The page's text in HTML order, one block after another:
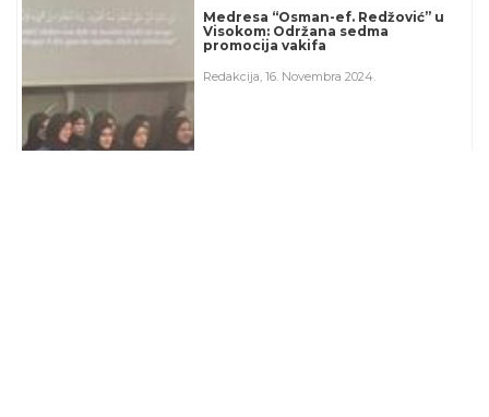
Medresa “Osman-ef. Redžović” u
Visokom: Održana sedma
promocija vakifa
Redakcija,16. Novembra 2024.